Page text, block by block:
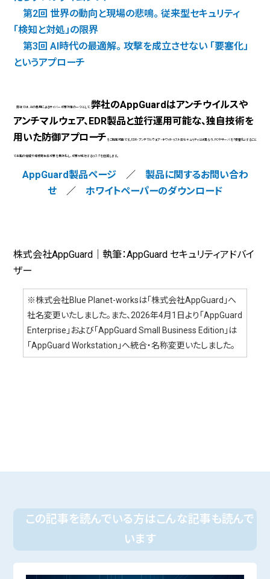
第2回 世界の動向と現場の悲鳴。 従来型セキュリティ
「検知と対処」の限界
第3回 AI時代の最適解。 攻撃を成立させない 「要塞化」
というアプローチ
弊社では、AIの悪用によるサイバー攻撃対策の一つとして、弊社のAppGuardはアンチウイルスや
アンチマルウェア、EDR製品と並行運用可能な、独自技術を
用いた防御アプローチ をご提案可能です。EDR・アンチマルウェア・ホワイトリスト型セキュリティとは異なり、PCやサーバを「要塞化」すること
で未知の脅威や環境寄生型攻撃を無効化し、攻撃が成功するリスクを低減します。
AppGuard製品ページ／ 製品に関するお問い合わ
せ ／ ホワイトペーパーのダウンロード
株式会社AppGuard｜執筆：AppGuard セキュリティアドバイ
ザー
※株式会社Blue Planet-worksは「株式会社AppGuard」へ
社名変更いたしました。また、2026年4月1日より「AppGuard
Enterprise」および「AppGuard Small Business Edition」は
「AppGuard Workstation」へ統合・名称変更いたしました。
この記事を読んでいる方はこんな記事も読んで
います